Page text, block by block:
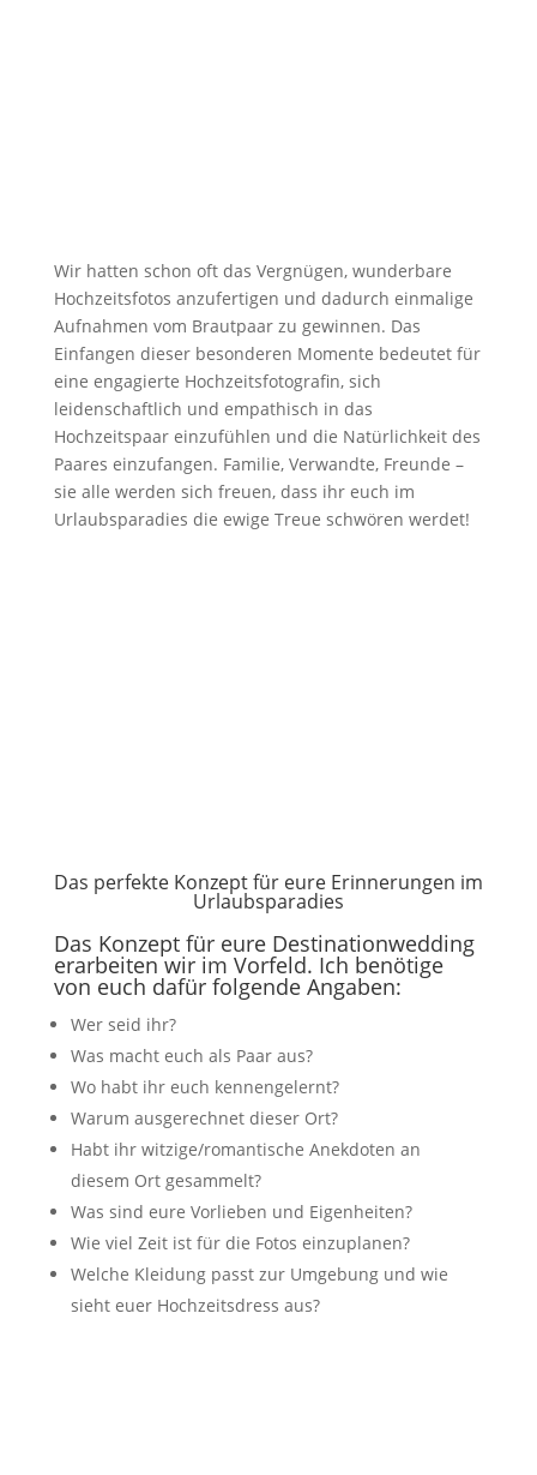
Wir hatten schon oft das Vergnügen, wunderbare
Hochzeitsfotos anzufertigen und dadurch einmalige
Aufnahmen vom Brautpaar zu gewinnen. Das
Einfangen dieser besonderen Momente bedeutet für
eine engagierte Hochzeitsfotografin, sich
leidenschaftlich und empathisch in das
Hochzeitspaar einzufühlen und die Natürlichkeit des
Paares einzufangen. Familie, Verwandte, Freunde –
sie alle werden sich freuen, dass ihr euch im
Urlaubsparadies die ewige Treue schwören werdet!
Das perfekte Konzept für eure Erinnerungen im
Urlaubsparadies
Das Konzept für eure Destinationwedding
erarbeiten wir im Vorfeld. Ich benötige
von euch dafür folgende Angaben:
Wer seid ihr?
Was macht euch als Paar aus?
Wo habt ihr euch kennengelernt?
Warum ausgerechnet dieser Ort?
Habt ihr witzige/romantische Anekdoten an
diesem Ort gesammelt?
Was sind eure Vorlieben und Eigenheiten?
Wie viel Zeit ist für die Fotos einzuplanen?
Welche Kleidung passt zur Umgebung und wie
sieht euer Hochzeitsdress aus?